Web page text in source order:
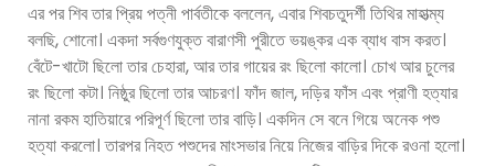
এর পর শিব তার প্রিয় পত্নী পার্বতীকে বললেন, এবার শিবচতুদর্শী তিথির মাহাত্ম্য
বলছি, শোনো। একদা সর্বগুণযুক্ত বারাণসী পুরীতে ভয়ঙ্কর এক ব্যাধ বাস করত।
বেঁটে-খাটো ছিলো তার চেহারা, আর তার গায়ের রং ছিলো কালো। চোখ আর চুলের
রং ছিলো কটা। নিষ্ঠুর ছিলো তার আচরণ। ফাঁদ জাল, দড়ির ফাঁস এবং প্রাণী হত্যার
নানা রকম হাতিয়ারে পরিপূর্ণ ছিলো তার বাড়ি। একদিন সে বনে গিয়ে অনেক পশু
হত্যা করলো। তারপর নিহত পশুদের মাংসভার নিয়ে নিজের বাড়ির দিকে রওনা হলো।